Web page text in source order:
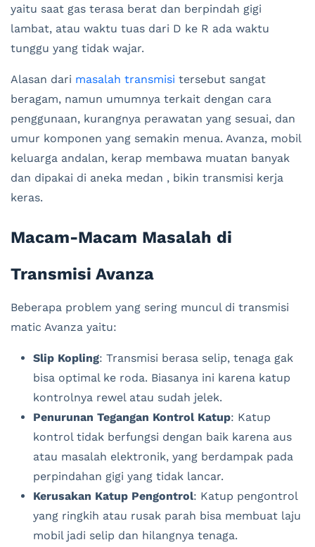
yaitu saat gas terasa berat dan berpindah gigi
lambat, atau waktu tuas dari D ke R ada waktu
tunggu yang tidak wajar.
Alasan dari masalah transmisi tersebut sangat
beragam, namun umumnya terkait dengan cara
penggunaan, kurangnya perawatan yang sesuai, dan
umur komponen yang semakin menua. Avanza, mobil
keluarga andalan, kerap membawa muatan banyak
dan dipakai di aneka medan , bikin transmisi kerja
keras.
Macam-Macam Masalah di
Transmisi Avanza
Beberapa problem yang sering muncul di transmisi
matic Avanza yaitu:
Slip Kopling: Transmisi berasa selip, tenaga gak
bisa optimal ke roda. Biasanya ini karena katup
kontrolnya rewel atau sudah jelek.
Penurunan Tegangan Kontrol Katup: Katup
kontrol tidak berfungsi dengan baik karena aus
atau masalah elektronik, yang berdampak pada
perpindahan gigi yang tidak lancar.
Kerusakan Katup Pengontrol: Katup pengontrol
yang ringkih atau rusak parah bisa membuat laju
mobil jadi selip dan hilangnya tenaga.